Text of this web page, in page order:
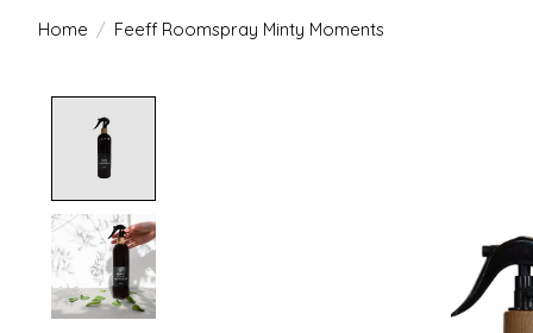
Home / Feeff Roomspray Minty Moments